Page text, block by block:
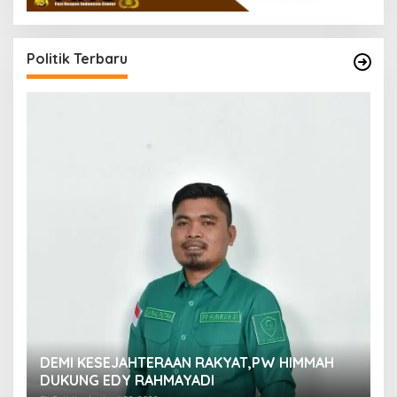
Politik Terbaru
DEMI KESEJAHTERAAN RAKYAT,PW HIMMAH
DUKUNG EDY RAHMAYADI